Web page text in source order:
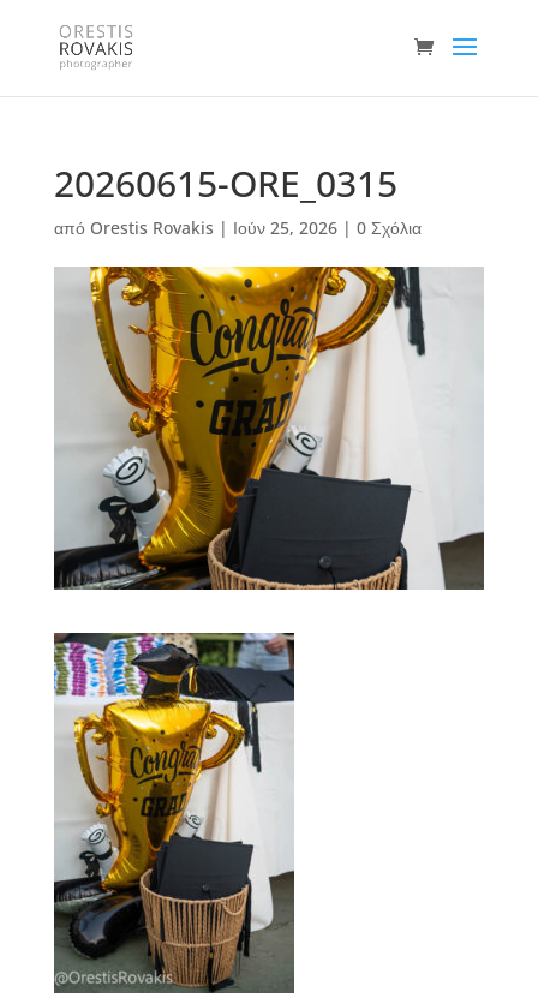
20260615-ORE_0315
από Orestis Rovakis | Ιούν 25, 2026| 0 Σχόλια